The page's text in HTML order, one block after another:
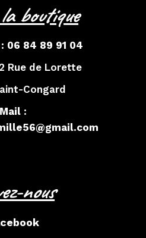
boutique
06 84 89 91 04
Rue de Lorette
Congard
Mail :
nous